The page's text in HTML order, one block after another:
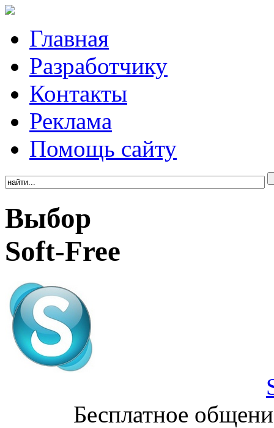
Главная
Разработчику
Контакты
Реклама
Помощь сайту
Выбор
Soft-Free
Бесплатное